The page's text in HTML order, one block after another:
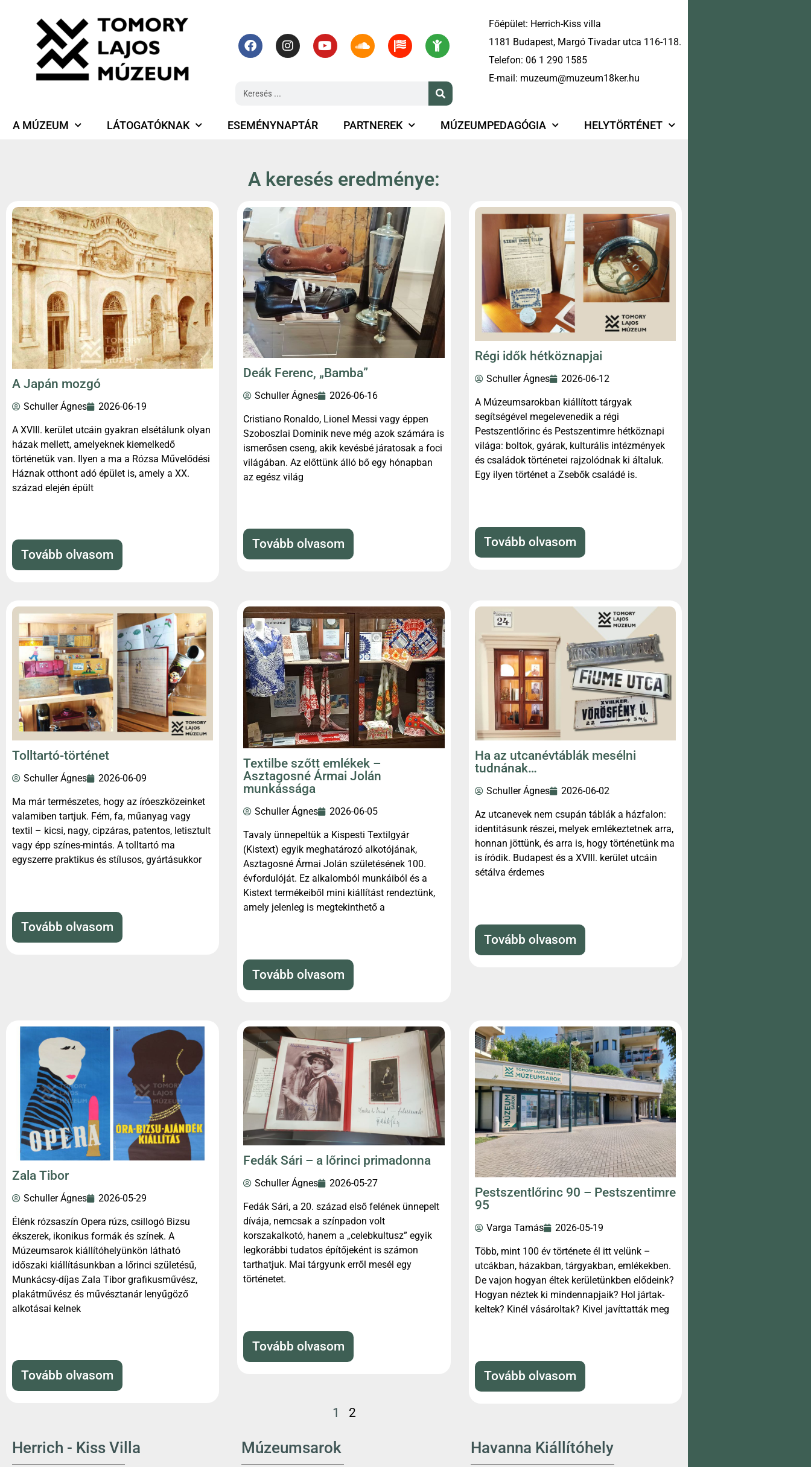
Főépület: Herrich-Kiss villa
1181 Budapest, Margó Tivadar utca 116-118.
Telefon: 06 1 290 1585
E-mail: muzeum@muzeum18ker.hu
A MÚZEUM LÁTOGATÓKNAK ESEMÉNYNAPTÁR PARTNEREK MÚZEUMPEDAGÓGIA HELYTÖRTÉNET
A keresés eredménye:
A Japán mozgó
Schuller Ágnes 2026-06-19
A XVIII. kerület utcáin gyakran elsétálunk olyan
házak mellett, amelyeknek kiemelkedő
történetük van. Ilyen a ma a Rózsa Művelődési
Háznak otthont adó épület is, amely a XX.
század elején épült
Tovább olvasom
Deák Ferenc, „Bamba”
Schuller Ágnes 2026-06-16
Cristiano Ronaldo, Lionel Messi vagy éppen
Szoboszlai Dominik neve még azok számára is
ismerősen cseng, akik kevésbé járatosak a foci
világában. Az előttünk álló bő egy hónapban
az egész világ
Tovább olvasom
Régi idők hétköznapjai
Schuller Ágnes 2026-06-12
A Múzeumsarokban kiállított tárgyak
segítségével megelevenedik a régi
Pestszentlőrinc és Pestszentimre hétköznapi
világa: boltok, gyárak, kulturális intézmények
és családok történetei rajzolódnak ki általuk.
Egy ilyen történet a Zsebők családé is.
Tovább olvasom
Tolltartó-történet
Schuller Ágnes 2026-06-09
Ma már természetes, hogy az íróeszközeinket
valamiben tartjuk. Fém, fa, műanyag vagy
textil – kicsi, nagy, cipzáras, patentos, letisztult
vagy épp színes-mintás. A tolltartó ma
egyszerre praktikus és stílusos, gyártásukkor
Tovább olvasom
Textilbe szőtt emlékek –
Asztagosné Ármai Jolán
munkássága
Schuller Ágnes 2026-06-05
Tavaly ünnepeltük a Kispesti Textilgyár
(Kistext) egyik meghatározó alkotójának,
Asztagosné Ármai Jolán születésének 100.
évfordulóját. Ez alkalomból munkáiból és a
Kistext termékeiből mini kiállítást rendeztünk,
amely jelenleg is megtekinthető a
Tovább olvasom
Ha az utcanévtáblák mesélni
tudnának…
Schuller Ágnes 2026-06-02
Az utcanevek nem csupán táblák a házfalon:
identitásunk részei, melyek emlékeztetnek arra,
honnan jöttünk, és arra is, hogy történetünk ma
is íródik. Budapest és a XVIII. kerület utcáin
sétálva érdemes
Tovább olvasom
Zala Tibor
Schuller Ágnes 2026-05-29
Élénk rózsaszín Opera rúzs, csillogó Bizsu
ékszerek, ikonikus formák és színek. A
Múzeumsarok kiállítóhelyünkön látható
időszaki kiállításunkban a lőrinci születésű,
Munkácsy-díjas Zala Tibor grafikusművész,
plakátművész és művésztanár lenyűgöző
alkotásai kelnek
Tovább olvasom
Fedák Sári – a lőrinci primadonna
Schuller Ágnes 2026-05-27
Fedák Sári, a 20. század első felének ünnepelt
dívája, nemcsak a színpadon volt
korszakalkotó, hanem a „celebkultusz” egyik
legkorábbi tudatos építőjeként is számon
tarthatjuk. Mai tárgyunk erről mesél egy
történetet.
Tovább olvasom
Pestszentlőrinc 90 – Pestszentimre
95
Varga Tamás 2026-05-19
Több, mint 100 év története él itt velünk –
utcákban, házakban, tárgyakban, emlékekben.
De vajon hogyan éltek kerületünkben elődeink?
Hogyan néztek ki mindennapjaik? Hol jártak-
keltek? Kinél vásároltak? Kivel javíttatták meg
Tovább olvasom
1 2
Herrich - Kiss Villa Múzeumsarok Havanna Kiállítóhely